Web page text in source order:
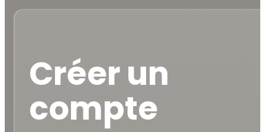
Créer un
compte